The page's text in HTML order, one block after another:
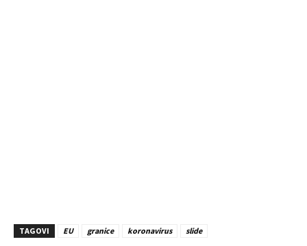
TAGOVI EU granice koronavirus slide